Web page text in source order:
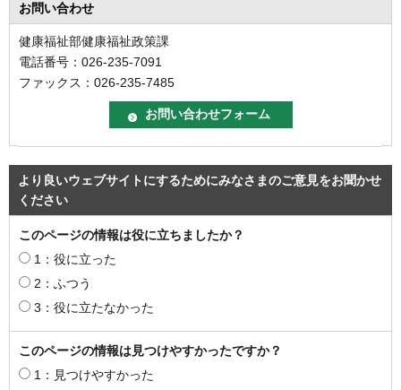
お問い合わせ
健康福祉部健康福祉政策課
電話番号：026-235-7091
ファックス：026-235-7485
より良いウェブサイトにするためにみなさまのご意見をお聞かせ
ください
このページの情報は役に立ちましたか？
1：役に立った
2：ふつう
3：役に立たなかった
このページの情報は見つけやすかったですか？
1：見つけやすかった